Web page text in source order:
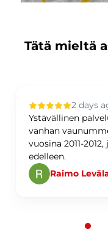
Tätä mieltä
2 days
Ystävällinen
vanhan
vuosina 2011-
edelleen.
Raimo